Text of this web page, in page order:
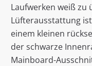
Laufwerken weiß zu
Lüfterausstattung
einem kleinen
der schwarze
Mainboard-